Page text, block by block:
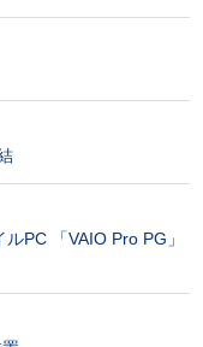
PC 「VAIO Pro PG」